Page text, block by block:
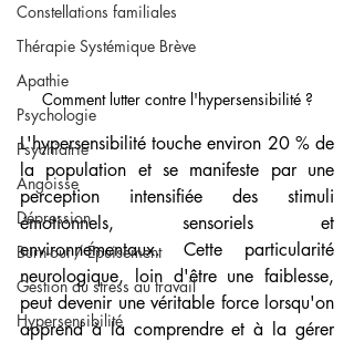
Constellations familiales
Thérapie Systémique Brève
Apathie
Psychologie
Psychiatrie
Angoisse
Dépression
Burn-out / Épuisement
Gestion du stress au travail
Hypersensibilité
Comment lutter contre l'hypersensibilité ?
L'hypersensibilité touche environ 20 % de
la population et se manifeste par une
perception intensifiée des stimuli
émotionnels, sensoriels et
environnementaux. Cette particularité
neurologique, loin d'être une faiblesse,
peut devenir une véritable force lorsqu'on
apprend à la comprendre et à la gérer